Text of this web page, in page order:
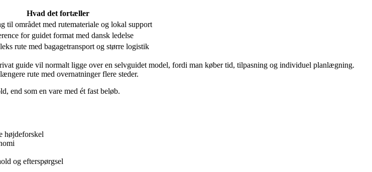
Hvad det fortæller
til området med rutemateriale og lokal support
for guidet format med dansk ledelse
rute med bagagetransport og større logistik
guide vil normalt ligge over en selvguidet model, fordi man køber tid, tilpasning og individuel planlægning.
rute med overnatninger flere steder.
end som en vare med ét fast beløb.
højdeforskel
og efterspørgsel